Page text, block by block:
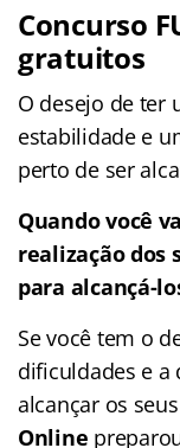
Concurso
gratuitos
O desejo de ter
estabilidade e
perto de ser
Quando você
realização dos
para alcançá-
Se você tem o
dificuldades e a
alcançar os
Online